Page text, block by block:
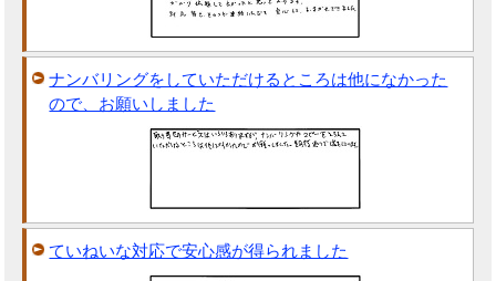
ナンバリングをしていただけるところは他になかった
ので、お願いしました
ていねいな対応で安心感が得られました